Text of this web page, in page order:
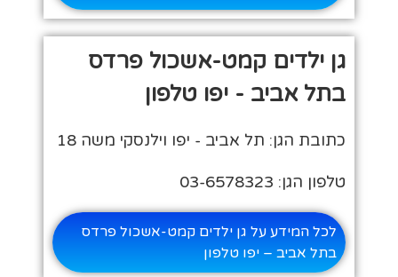
גן ילדים קמט-אשכול פרדס
בתל אביב - יפו טלפון
כתובת הגן: תל אביב - יפו וילנסקי משה 18
טלפון הגן: 03-6578323
לכל המידע על גן ילדים קמט-אשכול פרדס
בתל אביב – יפו טלפון